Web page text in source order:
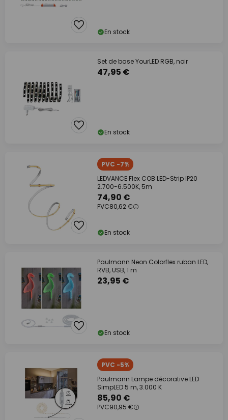
En stock
Set de base YourLED RGB, noir
47,95 €
En stock
PVC -7%
LEDVANCE Flex COB LED-Strip IP20
2.700-6.500K, 5m
74,90 €
PVC80,62 €
En stock
Paulmann Neon Colorflex ruban LED,
RVB, USB, 1 m
23,95 €
En stock
PVC -5%
Paulmann Lampe décorative LED
SimpLED 5 m, 3.000 K
85,90 €
PVC90,95 €